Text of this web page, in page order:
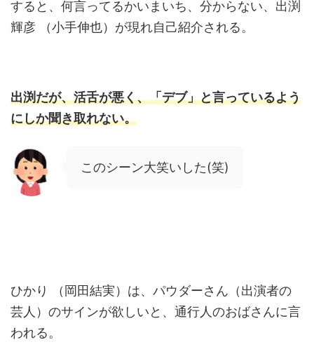
すると、何言ってるかいまいち、分からない、出渕
輝彦 （小手伸也）が現れ自己紹介される。
出渕だが、活舌が悪く、「デブ」と言っているよう
にしか聞き取れない。
このシーン大笑いした(笑)
ひかり （岡田結実）は、パウダーさん（出演者の
芸人）のサインが欲しいと、通行人のおばさんに言
われる。